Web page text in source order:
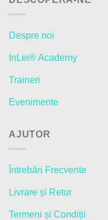
pot
alese
pagina
Despre noi
InLei® Academy
Traineri
Evenimente
AJUTOR
Întrebări Frecvente
Livrare și Retur
Termeni și Condiții